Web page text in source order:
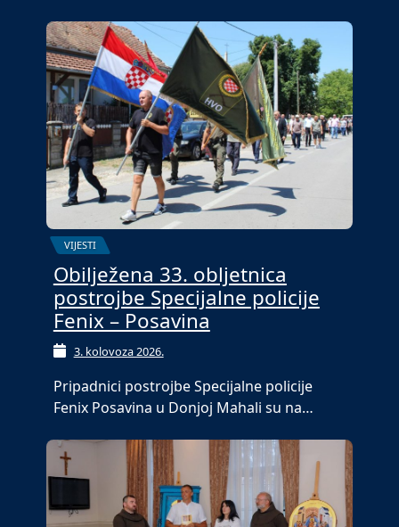
VIJESTI
Obilježena 33. obljetnica
postrojbe Specijalne policije
Fenix – Posavina
3. kolovoza 2026.
Pripadnici postrojbe Specijalne policije
Fenix Posavina u Donjoj Mahali su na…